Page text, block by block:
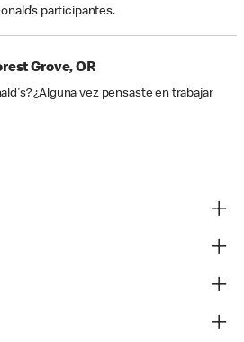
participantes.
Grove, OR
¿Alguna vez pensaste en trabajar